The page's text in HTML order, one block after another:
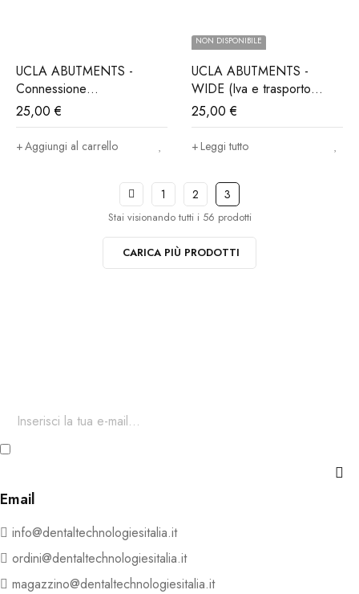
UCLA ABUTMENTS -
Connessione
ALPHABIO®, MIS®,
NORIS®..(Iva e trasporto
incluso)
25,00€
Aggiungi al carrello
NON DISPONIBILE
UCLA ABUTMENTS -
WIDE (Iva e trasporto
incluso)
25,00€
Leggi tutto
1 2 3
Stai visionando tutti i 56 prodotti
CARICA PIÙ PRODOTTI
Email
info@dentaltechnologiesitalia.it
ordini@dentaltechnologiesitalia.it
magazzino@dentaltechnologiesitalia.it